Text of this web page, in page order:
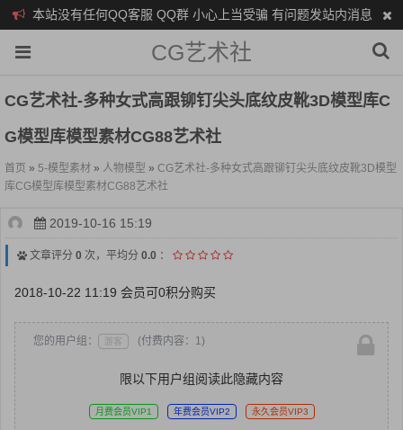
本站没有任何QQ客服 QQ群 小心上当受骗 有问题发站内消息
CG艺术社
CG艺术社-多种女式高跟铆钉尖头底纹皮靴3D模型库C
G模型库模型素材CG88艺术社
首页 » 5-模型素材 » 人物模型 » CG艺术社-多种女式高跟铆钉尖头底纹皮靴3D模型
库CG模型库模型素材CG88艺术社
2019-10-16 15:19
文章评分 0 次，平均分 0.0 ：
2018-10-22 11:19 会员可0积分购买
您的用户组： 游客 (付费内容：1)
限以下用户组阅读此隐藏内容
月费会员VIP1 年费会员VIP2 永久会员VIP3